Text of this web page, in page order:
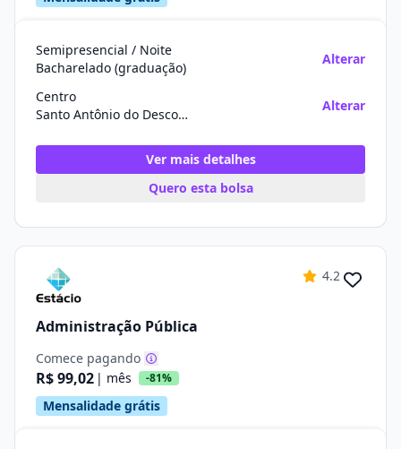
Semipresencial / Noite
Bacharelado (graduação)
Alterar
Centro
Santo Antônio do Descoberto/GO
Alterar
Ver mais detalhes
Quero esta bolsa
4.2
Administração Pública
Comece pagando
R$ 99,02 | mês -81%
Mensalidade grátis